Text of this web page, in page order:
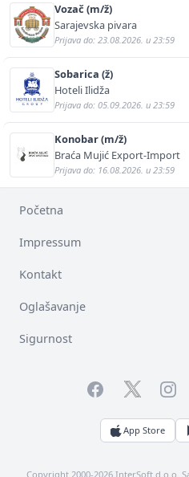
Vozač (m/ž)
Sarajevska pivara
Prijava do: 23.08.2026. u 23:59
Sobarica (ž)
Hoteli Ilidža
Prijava do: 05.09.2026. u 23:59
Konobar (m/ž)
Braća Mujić Export-Import
Prijava do: 16.08.2026. u 23:59
Početna
Impressum
Kontakt
Oglašavanje
Sigurnost
FacebookTwitter
App Store
Copyright 2000-2026 InterSoft d.o.o.